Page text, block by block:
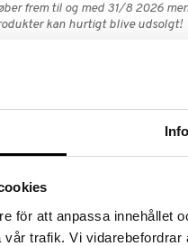
för att anpassa innehållet
trafik. Vi
frem til og med 31/8 2026
kan hurtigt blive udsolgt!
for trætte, tunge ben. Provena
at Provena Plus får et
ben og fødder. Må ikke